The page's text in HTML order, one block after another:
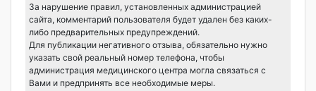
За нарушение правил, установленных администрацией
сайта, комментарий пользователя будет удален без каких-
либо предварительных предупреждений.
Для публикации негативного отзыва, обязательно нужно
указать свой реальный номер телефона, чтобы
администрация медицинского центра могла связаться с
Вами и предпринять все необходимые меры.